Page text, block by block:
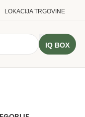
LOKACIJA TRGOVINE
IQ BOX